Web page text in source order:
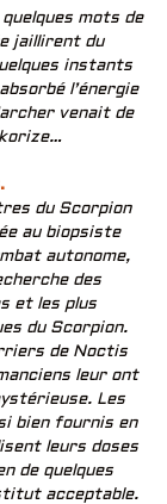
mots de
jaillirent du
instants
l’énergie
venait de
du Scorpion
au biopsiste
autonome,
des
et les plus
du Scorpion.
de Noctis
leur ont
Les
bien fournis en
leurs doses
de quelques
acceptable.